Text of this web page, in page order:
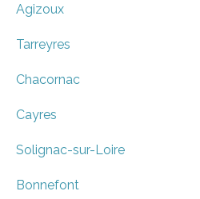
Agizoux
Tarreyres
Chacornac
Cayres
Solignac-sur-Loire
Bonnefont